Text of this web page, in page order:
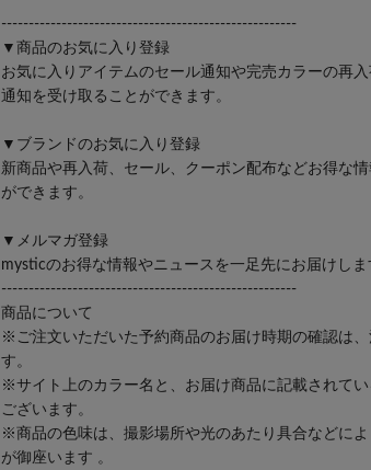
------------------------------------------------------
▼商品のお気に入り登録
お気に入りアイテムのセール通知や完売カラーの再
通知を受け取ることができます。
▼ブランドのお気に入り登録
新商品や再入荷、セール、クーポン配布などお得な
ができます。
▼メルマガ登録
mysticのお得な情報やニュースを一足先にお届けしま
------------------------------------------------------
商品について
※ご注文いただいた予約商品のお届け時期の確認は
す。
※サイト上のカラー名と、お届け商品に記載されて
ございます。
※商品の色味は、撮影場所や光のあたり具合などに
が御座います 。